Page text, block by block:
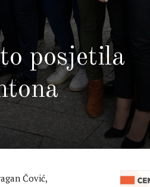
posjetila
Čović,